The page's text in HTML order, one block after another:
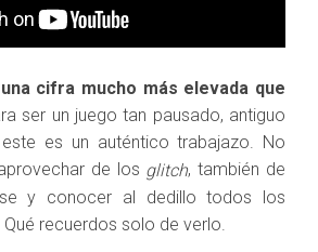
cifra mucho más elevada que
ser un juego tan pausado, antiguo
es un auténtico trabajazo. No
de los glitch, también de
y conocer al dedillo todos los
recuerdos solo de verlo.